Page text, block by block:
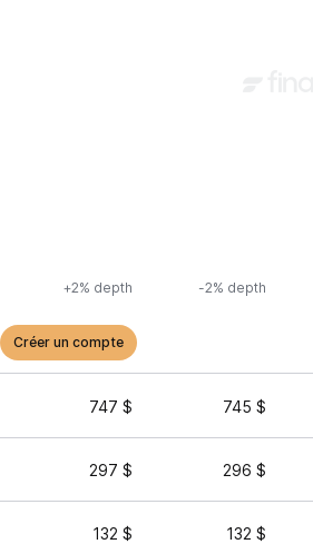
+2% depth -2% depth
Créer un compte
747 $ 745 $
297 $ 296 $
132 $ 132 $